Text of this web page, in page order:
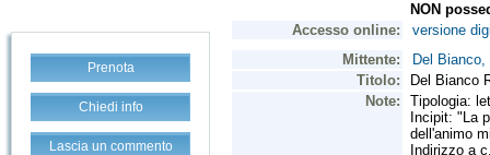
Prenota
Chiedi info
Lascia un commento